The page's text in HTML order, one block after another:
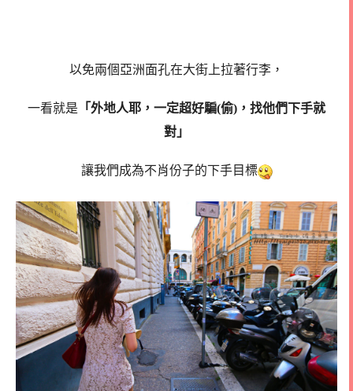
以免兩個亞洲面孔在大街上拉著行李，
一看就是 「外地人耶，一定超好騙(偷)，找他們下手就
對」
讓我們成為不肖份子的下手目標